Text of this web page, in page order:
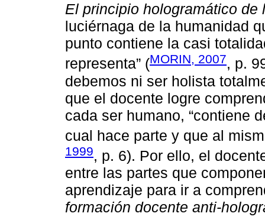
El principio hologramático de
luciérnaga de la humanidad
punto contiene la casi
representa” (MORIN, 2007, p.
debemos ni ser holista
que el docente logre
cada ser humano, “contiene
cual hace parte y que al
1999, p. 6). Por ello, el
entre las partes que
aprendizaje para ir a
formación docente anti-